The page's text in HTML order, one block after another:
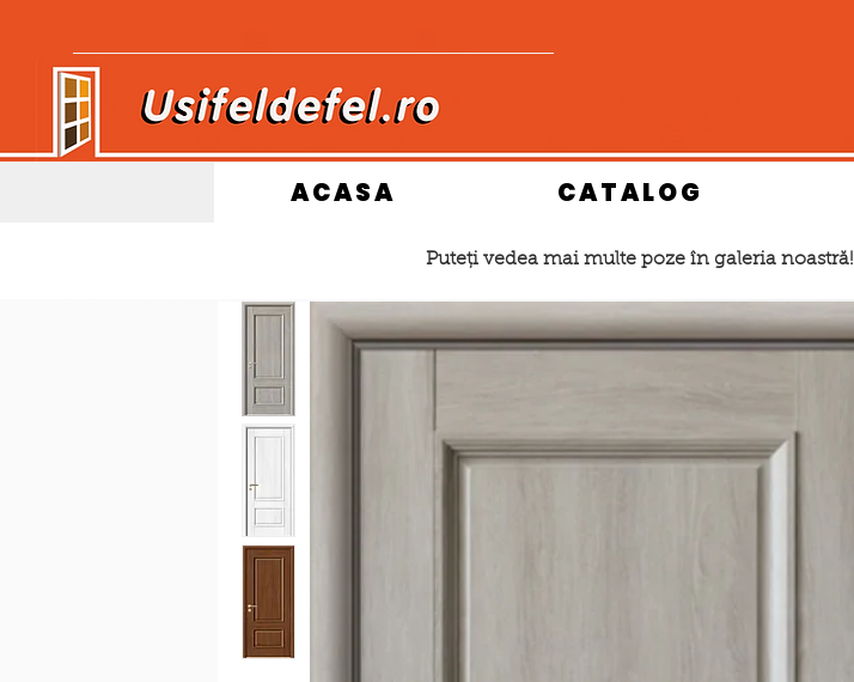
ACASA CATALOG
Puteți vedea mai multe poze în galeria noastră!